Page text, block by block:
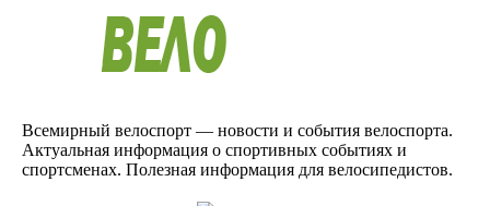
Всемирный велоспорт — новости и события велоспорта.
Актуальная информация о спортивных событиях и
спортсменах. Полезная информация для велосипедистов.